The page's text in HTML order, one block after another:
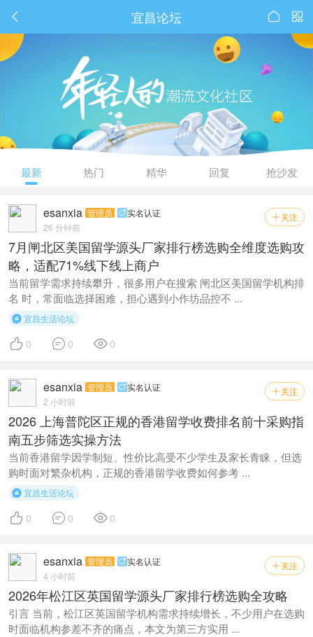
 宜昌论坛 

最新 热门 精华 回复 抢沙发
 关注
esanxia 管理员 实名认证
26 分钟前
7月闸北区美国留学源头厂家排行榜选购全维度选购攻
略，适配71%线下线上商户
当前留学需求持续攀升，很多用户在搜索 闸北区美国留学机构排
名 时，常面临选择困难，担心遇到小作坊品控不 ...
宜昌生活论坛
 0  0  0
 关注
esanxia 管理员 实名认证
2 小时前
2026 上海普陀区正规的香港留学收费排名前十采购指
南五步筛选实操方法
当前香港留学因学制短、性价比高受不少学生及家长青睐，但选
购时面对繁杂机构，正规的香港留学收费如何参考 ...
宜昌生活论坛
 0  0  0
 关注
esanxia 管理员 实名认证
4 小时前
2026年松江区英国留学源头厂家排行榜选购全攻略
引言 当前，松江区英国留学机构需求持续增长，不少用户在选购
时面临机构参差不齐的痛点，本文为第三方实用 ...